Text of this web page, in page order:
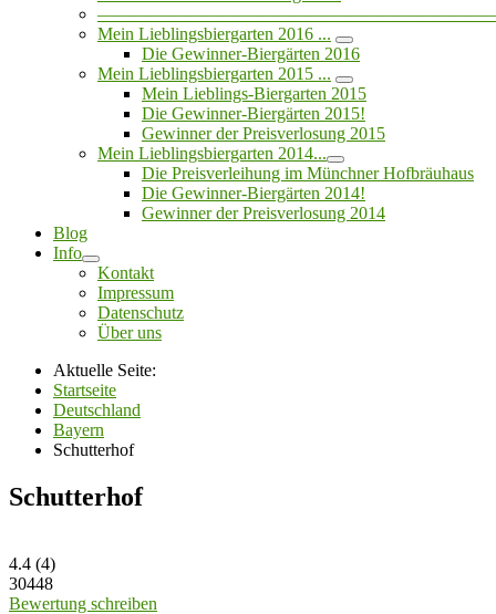
Mein Lieblingsbiergarten 2016 ...
Die Gewinner-Biergärten 2016
Mein Lieblingsbiergarten 2015 ...
Mein Lieblings-Biergarten 2015
Die Gewinner-Biergärten 2015!
Gewinner der Preisverlosung 2015
Mein Lieblingsbiergarten 2014...
Die Preisverleihung im Münchner Hofbräuhaus
Die Gewinner-Biergärten 2014!
Gewinner der Preisverlosung 2014
Blog
Info
Kontakt
Impressum
Datenschutz
Über uns
Aktuelle Seite:
Startseite
Deutschland
Bayern
Schutterhof
Schutterhof
4.4 (4)
30448
Bewertung schreiben